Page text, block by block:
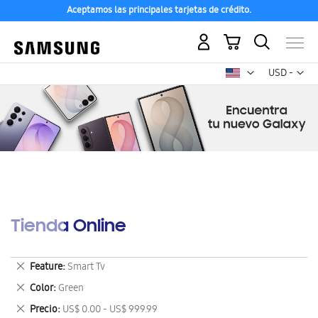
Aceptamos las principales tarjetas de crédito.
USD -
dólar
Mi carrito
Tienda Online
Feature Smart Tv
Eliminar
este
artículo
Color Green
Eliminar
este
Precio US$ 0.00 - US$ 999.99
Eliminar